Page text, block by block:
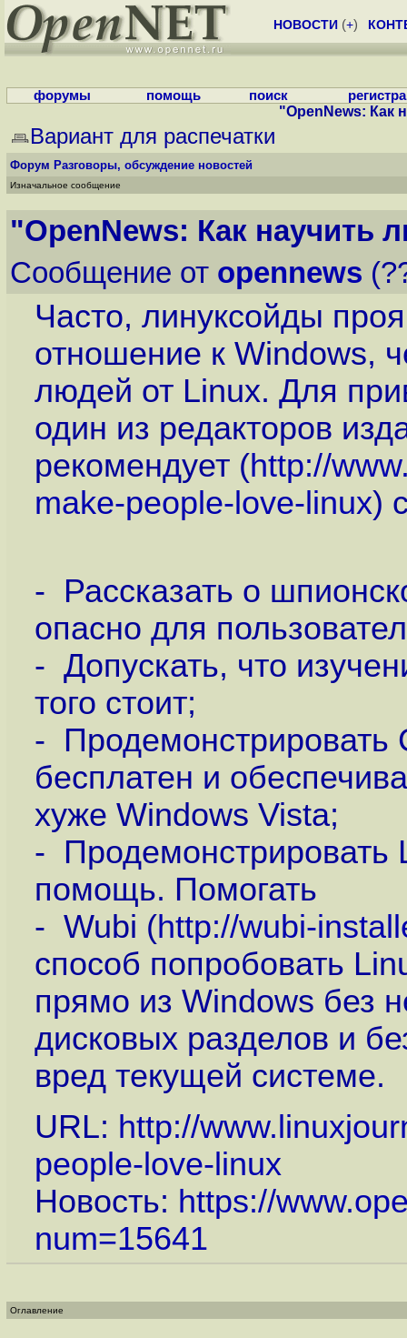
НОВОСТИ (+)
форумы помощь поиск
"OpenNews: Как
Вариант для распечатки
Форум Разговоры, обсуждение новостей
Изначальное сообщение
"OpenNews: Как научить
Сообщение от opennews
Часто, линуксойды
отношение к Windows,
людей от Linux. Для
один из редакторов
рекомендует (http://
make-people-love-linux)
- Рассказать о
опасно для
- Допускать, что
того стоит;
- Продемонстрировать
бесплатен и
хуже Windows Vista;
- Продемонстрировать
помощь. Помогать
- Wubi (http://wubi-
способ попробовать
прямо из Windows без
дисковых разделов и
вред текущей системе.
URL: http://
people-love-linux
Новость: https://
num=15641
Оглавление